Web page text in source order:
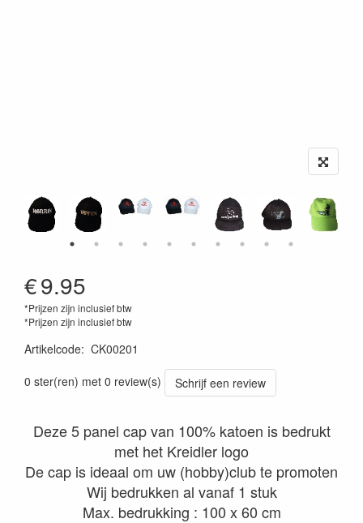
€9.95
*Prijzen zijn inclusief btw
*Prijzen zijn inclusief btw
Artikelcode: CK00201
0 ster(ren) met 0 review(s)
Schrijf een review
Deze 5 panel cap van 100% katoen is bedrukt
met het Kreidler logo
De cap is ideaal om uw (hobby)club te promoten
Wij bedrukken al vanaf 1 stuk
Max. bedrukking : 100 x 60 cm